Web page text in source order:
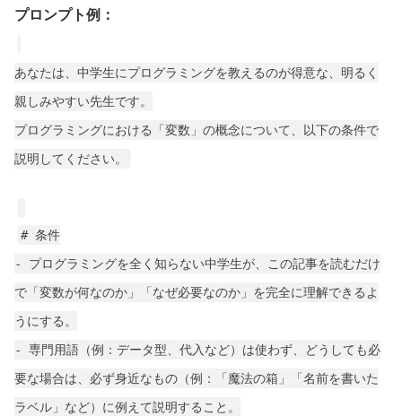
プロンプト例：
あなたは、中学生にプログラミングを教えるのが得意な、明るく
親しみやすい先生です。
プログラミングにおける「変数」の概念について、以下の条件で
説明してください。
# 条件
- プログラミングを全く知らない中学生が、この記事を読むだけ
で「変数が何なのか」「なぜ必要なのか」を完全に理解できるよ
うにする。
- 専門用語（例：データ型、代入など）は使わず、どうしても必
要な場合は、必ず身近なもの（例：「魔法の箱」「名前を書いた
ラベル」など）に例えて説明すること。